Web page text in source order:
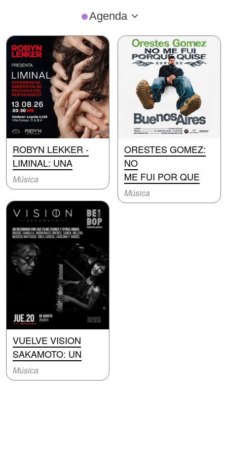
Agenda
ROBYN LEKKER -
LIMINAL: UNA
Música
VUELVE VISION
SAKAMOTO: UN
Música
ORESTES GOMEZ:
NO
ME FUI POR QUE
Música